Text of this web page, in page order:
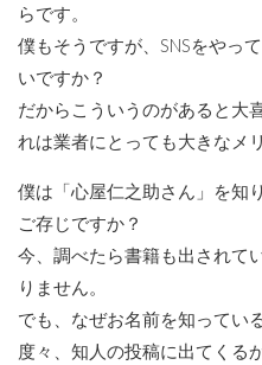
らです。
僕もそうですが、SNSをやっ
いですか？
だからこういうのがあると大
れは業者にとっても大きなメ
僕は「心屋仁之助さん」を知
ご存じですか？
今、調べたら書籍も出されて
りません。
でも、なぜお名前を知ってい
度々、知人の投稿に出てくる